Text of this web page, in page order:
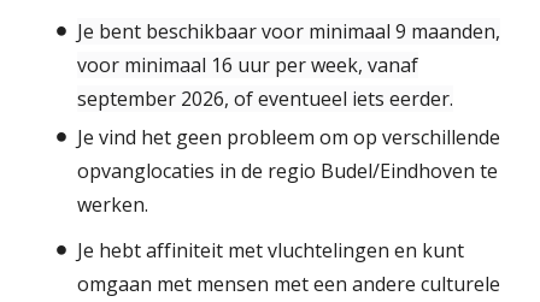
Je bent beschikbaar voor minimaal 9 maanden,
voor minimaal 16 uur per week, vanaf
september 2026, of eventueel iets eerder.
Je vind het geen probleem om op verschillende
opvanglocaties in de regio Budel/Eindhoven te
werken.
Je hebt affiniteit met vluchtelingen en kunt
omgaan met mensen met een andere culturele